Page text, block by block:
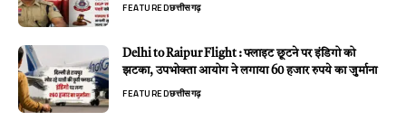
FEATUREDछत्तीसगढ़
Delhi to Raipur Flight : फ्लाइट छूटने पर इंडिगो को
झटका, उपभोक्ता आयोग ने लगाया 60 हजार रुपये का जुर्माना
FEATUREDछत्तीसगढ़